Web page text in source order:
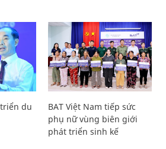
du
BAT Việt Nam tiếp sức
phụ nữ vùng biên giới
phát triển sinh kế